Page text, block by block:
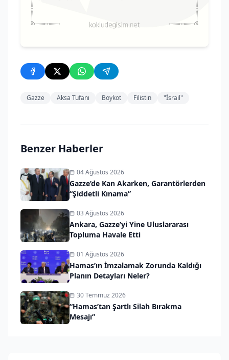
Gazze Aksa Tufanı Boykot Filistin "İsrail"
Benzer Haberler
04 Ağustos 2026
Gazze’de Kan Akarken, Garantörlerden
“Şiddetli Kınama”
03 Ağustos 2026
Ankara, Gazze’yi Yine Uluslararası
Topluma Havale Etti
01 Ağustos 2026
Hamas’ın İmzalamak Zorunda Kaldığı
Planın Detayları Neler?
30 Temmuz 2026
“Hamas’tan Şartlı Silah Bırakma
Mesajı”